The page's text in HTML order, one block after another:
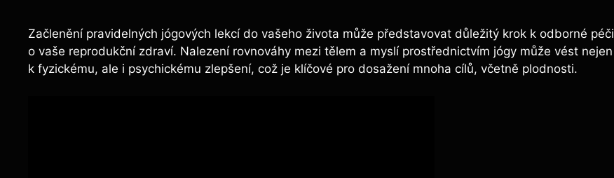
Začlenění pravidelných jógových lekcí do vašeho života může představovat důležitý krok k odborné péči
o vaše reprodukční zdraví. Nalezení rovnováhy mezi tělem a myslí prostřednictvím jógy může vést nejen
k fyzickému, ale i psychickému zlepšení, což je klíčové pro dosažení mnoha cílů, včetně plodnosti.